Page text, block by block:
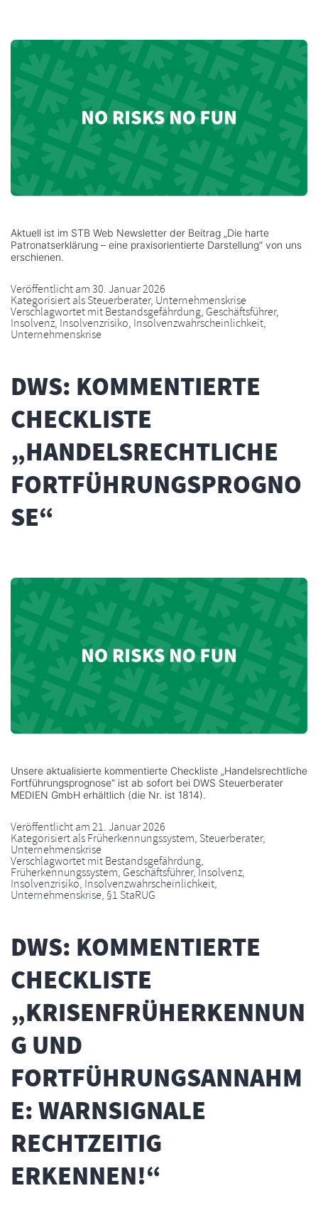
Aktuell ist im STB Web Newsletter der Beitrag „Die harte
Patronatserklärung – eine praxisorientierte Darstellung“ von uns
erschienen.
Veröffentlicht am30. Januar 2026
Kategorisiert alsSteuerberater, Unternehmenskrise
Verschlagwortet mitBestandsgefährdung, Geschäftsführer,
Insolvenz, Insolvenzrisiko, Insolvenzwahrscheinlichkeit,
Unternehmenskrise
DWS: KOMMENTIERTE
CHECKLISTE
„HANDELSRECHTLICHE
FORTFÜHRUNGSPROGNO
SE“
Unsere aktualisierte kommentierte Checkliste „Handelsrechtliche
Fortführungsprognose“ ist ab sofort bei DWS Steuerberater
MEDIEN GmbH erhältlich (die Nr. ist 1814).
Veröffentlicht am21. Januar 2026
Kategorisiert alsFrüherkennungssystem, Steuerberater,
Unternehmenskrise
Verschlagwortet mitBestandsgefährdung,
Früherkennungssystem, Geschäftsführer,Insolvenz,
Insolvenzrisiko, Insolvenzwahrscheinlichkeit,
Unternehmenskrise,§1 StaRUG
DWS: KOMMENTIERTE
CHECKLISTE
„KRISENFRÜHERKENNUN
G UND
FORTFÜHRUNGSANNAHM
E: WARNSIGNALE
RECHTZEITIG
ERKENNEN!“